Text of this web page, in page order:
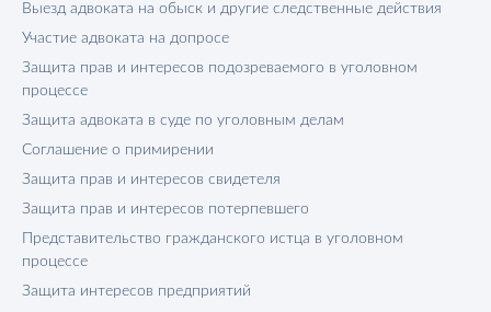
Выезд адвоката на обыск и другие следственные действия
Участие адвоката на допросе
Защита прав и интересов подозреваемого в уголовном
процессе
Защита адвоката в суде по уголовным делам
Соглашение о примирении
Защита прав и интересов свидетеля
Защита прав и интересов потерпевшего
Представительство гражданского истца в уголовном
процессе
Защита интересов предприятий